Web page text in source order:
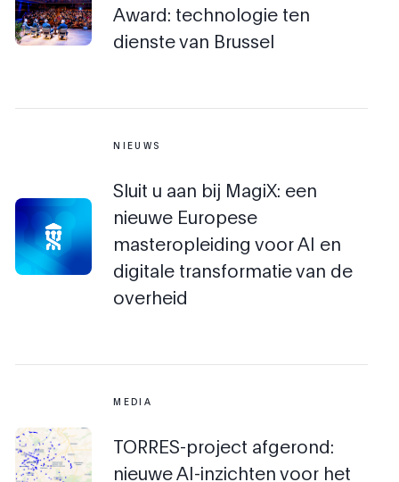
Award: technologie ten
dienste van Brussel
NIEUWS
Sluit u aan bij MagiX: een
nieuwe Europese
masteropleiding voor AI en
digitale transformatie van de
overheid
MEDIA
TORRES-project afgerond:
nieuwe AI-inzichten voor het